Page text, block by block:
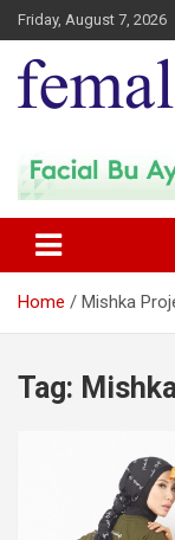
Friday, August 7, 2026
Female
Home Mishka
Tag: